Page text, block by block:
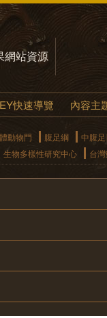
網站資源
快速導覽 內容主
動物門 腹足綱 中腹足
生物多樣性研究中心 台